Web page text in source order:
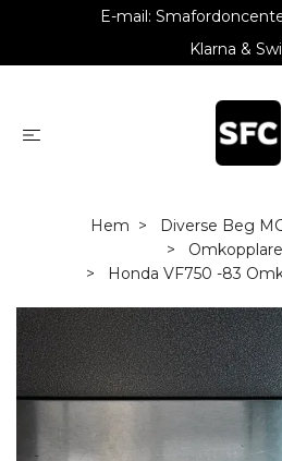
E-mail:
Klarna &
Hem
Diverse Beg
Honda VF750 -83